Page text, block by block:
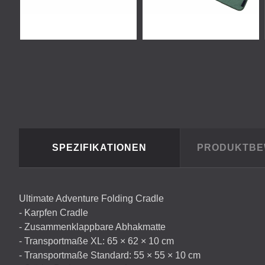
SPEZIFIKATIONEN
Ultimate Adventure Folding Cradle
- Karpfen Cradle
- Zusammenklappbare Abhakmatte
- Transportmaße XL: 65 × 62 × 10 cm
- Transportmaße Standard: 55 × 55 × 10 cm